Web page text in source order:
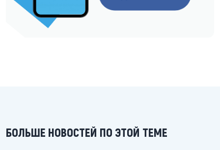
БОЛЬШЕ НОВОСТЕЙ ПО ЭТОЙ ТЕМЕ